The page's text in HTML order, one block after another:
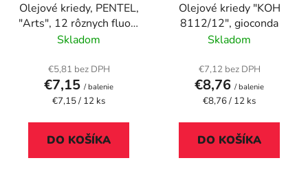
Olejové kriedy, PENTEL,
"Arts", 12 rôznych fluo a
metalických farieb
Skladom
€5,81 bez DPH
€7,15 / balenie
Jednotková
€7,15 / 12 ks
DO KOŠÍKA
Olejové kriedy "KOH
8112/12", gioconda
Skladom
€7,12 bez DPH
€8,76 / balenie
Jednotková
€8,76 / 12 ks
DO KOŠÍKA